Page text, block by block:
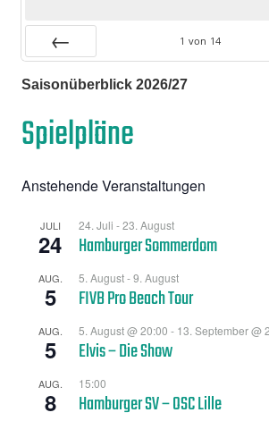
1 von 14
Saisonüberblick 2026/27
Spielpläne
Anstehende Veranstaltungen
JULI
24
24. Juli -23. August
Hamburger Sommerdom
AUG.
5
5. August-9. August
FIVB Pro Beach Tour
AUG.
5
5. August @ 20:00 - 13. September @
Elvis – Die Show
AUG.
8
15:00
Hamburger SV – OSC Lille